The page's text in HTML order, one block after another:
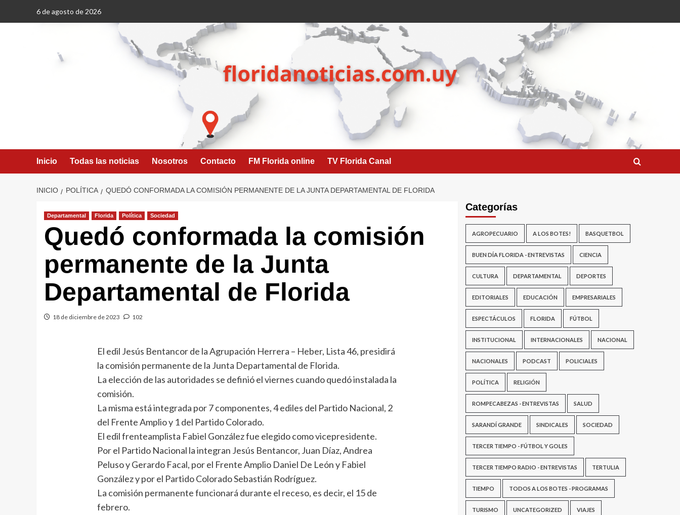
6 de agosto de 2026
Inicio Todas las noticias Nosotros Contacto FM Florida online TV Florida Canal
INICIO POLÍTICA QUEDÓ CONFORMADA LA COMISIÓN PERMANENTE DE LA JUNTA DEPARTAMENTAL DE FLORIDA
Departamental Florida Política Sociedad
Quedó conformada la comisión
permanente de la Junta
Departamental de Florida
18 de diciembre de 2023 102
El edil Jesús Bentancor de la Agrupación Herrera – Heber, Lista 46, presidirá
la comisión permanente de la Junta Departamental de Florida.
La elección de las autoridades se definió el viernes cuando quedó instalada la
comisión.
La misma está integrada por 7 componentes, 4 ediles del Partido Nacional, 2
del Frente Amplio y 1 del Partido Colorado.
El edil frenteamplista Fabiel González fue elegido como vicepresidente.
Por el Partido Nacional la integran Jesús Bentancor, Juan Díaz, Andrea
Peluso y Gerardo Facal, por el Frente Amplio Daniel De León y Fabiel
González y por el Partido Colorado Sebastián Rodríguez.
La comisión permanente funcionará durante el receso, es decir, el 15 de
febrero.
Categorías
AGROPECUARIO A LOS BOTES! BASQUETBOL
BUEN DÍA FLORIDA - ENTREVISTAS CIENCIA
CULTURA DEPARTAMENTAL DEPORTES
EDITORIALES EDUCACIÓN EMPRESARIALES
ESPECTÁCULOS FLORIDA FÚTBOL
INSTITUCIONAL INTERNACIONALES NACIONAL
NACIONALES PODCAST POLICIALES
POLÍTICA RELIGIÓN
ROMPECABEZAS - ENTREVISTAS SALUD
SARANDÍ GRANDE SINDICALES SOCIEDAD
TERCER TIEMPO - FÚTBOL Y GOLES
TERCER TIEMPO RADIO - ENTREVISTAS TERTULIA
TIEMPO TODOS A LOS BOTES - PROGRAMAS
TURISMO UNCATEGORIZED VIAJES